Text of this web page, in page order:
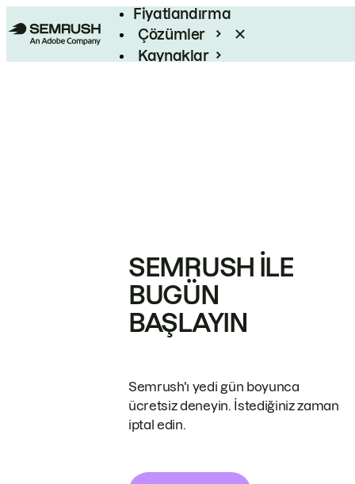
Fiyatlandırma
Çözümler
Kaynaklar
SEMRUSH ILE
BUGÜN
BAŞLAYIN
Semrush'ı yedi gün boyunca
ücretsiz deneyin. İstediğiniz zaman
iptal edin.